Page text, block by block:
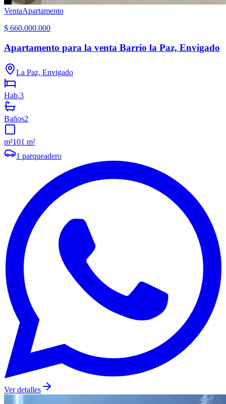
VentaApartamento
$ 660.000.000
Apartamento para la venta Barrio la Paz, Envigado
La Paz, Envigado
Hab.3
Baños2
m²101 m²
1 parqueadero
Ver detalles